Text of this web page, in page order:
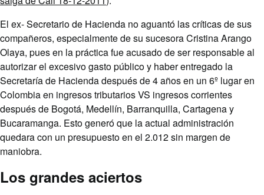
El ex- Secretario de Hacienda no aguantó las críticas de sus
compañeros, especialmente de su sucesora Cristina Arango
Olaya, pues en la práctica fue acusado de ser responsable al
autorizar el excesivo gasto público y haber entregado la
Secretaría de Hacienda después de 4 años en un 6º lugar en
Colombia en ingresos tributarios VS ingresos corrientes
después de Bogotá, Medellín, Barranquilla, Cartagena y
Bucaramanga. Esto generó que la actual administración
quedara con un presupuesto en el 2.012 sin margen de
maniobra.
Los grandes aciertos